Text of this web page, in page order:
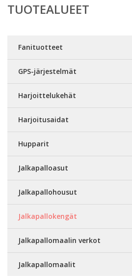
TUOTEALUEET
Fanituotteet
GPS-järjestelmät
Harjoittelukehät
Harjoitusaidat
Hupparit
Jalkapalloasut
Jalkapallohousut
Jalkapallokengät
Jalkapallomaalin verkot
Jalkapallomaalit